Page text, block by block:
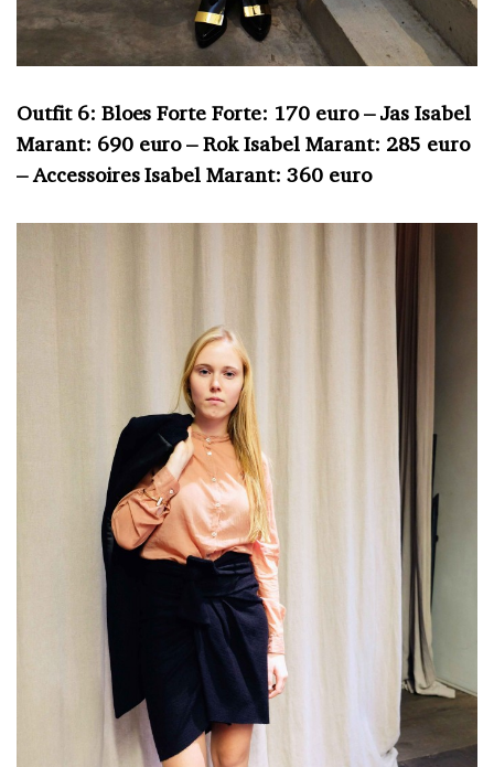
Outfit 6: Bloes Forte Forte: 170 euro – Jas Isabel
Marant: 690 euro – Rok Isabel Marant: 285 euro
– Accessoires Isabel Marant: 360 euro